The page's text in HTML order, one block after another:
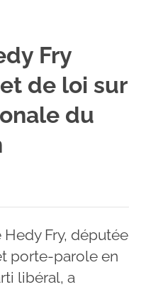
Fry
de loi sur
du
Hedy Fry, députée
porte-parole en
libéral, a